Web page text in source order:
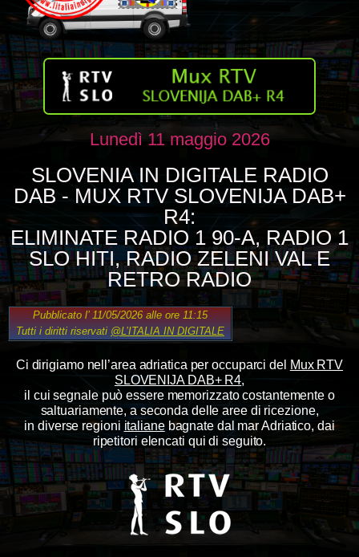
Lunedì 11 maggio 2026
SLOVENIA IN DIGITALE RADIO
DAB - MUX RTV SLOVENIJA DAB+
R4:
ELIMINATE RADIO 1 90-A, RADIO 1
SLO HITI, RADIO ZELENI VAL E
RETRO RADIO
Pubblicato l’ 11/05/2026 alle ore 11:15
Tutti i diritti riservati @L’ITALIA IN DIGITALE
Ci dirigiamo nell’area adriatica per occuparci del Mux RTV
SLOVENIJA DAB+ R4,
il cui segnale può essere memorizzato costantemente o
saltuariamente, a seconda delle aree di ricezione,
in diverse regioni italianebagnate dal mar Adriatico, dai
ripetitori elencati qui di seguito.